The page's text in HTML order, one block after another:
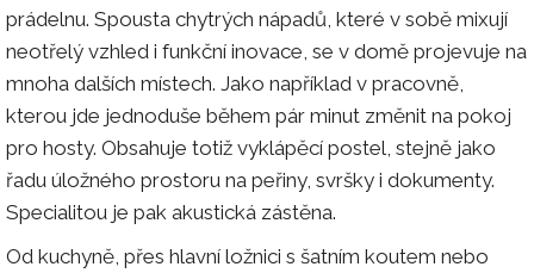
prádelnu. Spousta chytrých nápadů, které v sobě mixují
neotřelý vzhled i funkční inovace, se v domě projevuje na
mnoha dalších místech. Jako například v pracovně,
kterou jde jednoduše během pár minut změnit na pokoj
pro hosty. Obsahuje totiž vyklápěcí postel, stejně jako
řadu úložného prostoru na peřiny, svršky i dokumenty.
Specialitou je pak akustická zástěna.
Od kuchyně, přes hlavní ložnici s šatním koutem nebo